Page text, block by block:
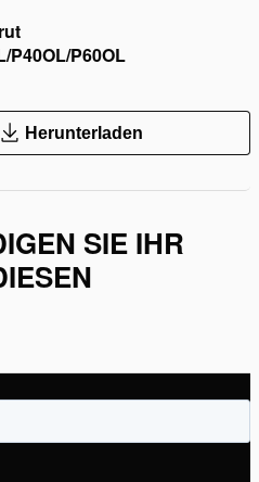
P40OL/P60OL
Herunterladen
SIE IHR